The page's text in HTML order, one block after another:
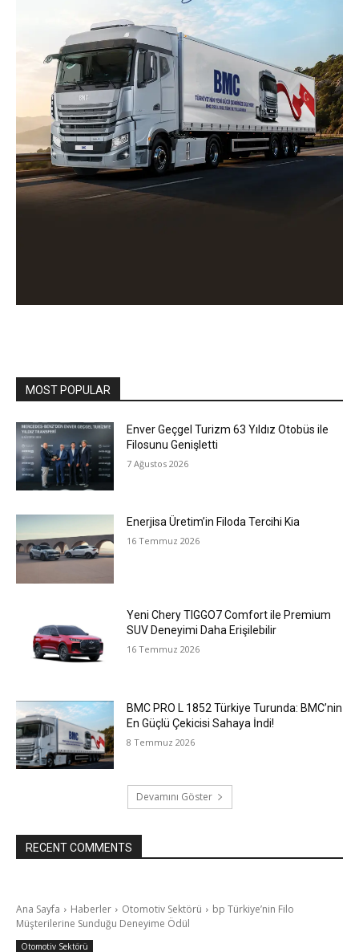
MOST POPULAR
Enver Geçgel Turizm 63 Yıldız Otobüs ile
Filosunu Genişletti
7 Ağustos 2026
Enerjisa Üretim’in Filoda Tercihi Kia
16 Temmuz 2026
Yeni Chery TIGGO7 Comfort ile Premium
SUV Deneyimi Daha Erişilebilir
16 Temmuz 2026
BMC PRO L 1852 Türkiye Turunda: BMC’nin
En Güçlü Çekicisi Sahaya İndi!
8 Temmuz 2026
Devamını Göster
RECENT COMMENTS